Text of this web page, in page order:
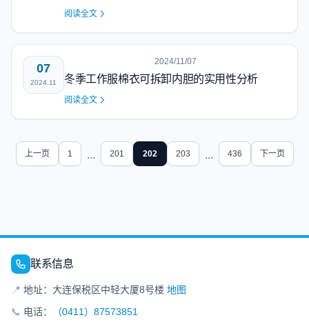
阅读全文
07
2024.11
2024/11/07
冬季工作服棉衣可拆卸内胆的实用性分析
阅读全文
上一页 1 ... 201 202 203 ... 436 下一页
联系信息
📍 地址：大连保税区中轻大厦8号楼 地图
📞 电话：
（0411）87573851